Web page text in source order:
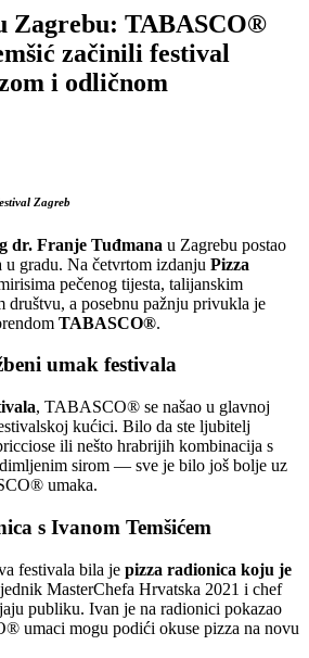
Zagrebu: TABASCO®
začinili festival
i odličnom
Zagreb
dr. Franje Tuđmana u Zagrebu postao
u gradu. Na četvrtom izdanju Pizza
pečenog tijesta, talijanskim
društvu, a posebnu pažnju privukla je
TABASCO®.
umak festivala
, TABASCO® se našao u glavnoj
kućici. Bilo da ste ljubitelj
ili nešto hrabrijih kombinacija s
sirom — sve je bilo još bolje uz
umaka.
s Ivanom Temšićem
festivala bila je pizza radionica koju je
MasterChefa Hrvatska 2021 i chef
publiku. Ivan je na radionici pokazao
umaci mogu podići okuse pizza na novu